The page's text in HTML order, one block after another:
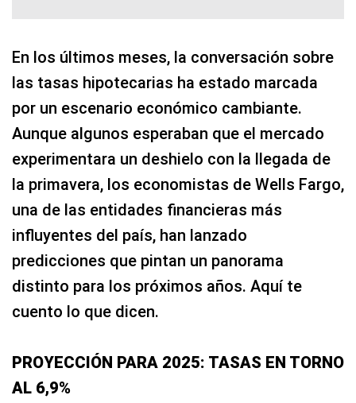
En los últimos meses, la conversación sobre
las tasas hipotecarias ha estado marcada
por un escenario económico cambiante.
Aunque algunos esperaban que el mercado
experimentara un deshielo con la llegada de
la primavera, los economistas de Wells Fargo,
una de las entidades financieras más
influyentes del país, han lanzado
predicciones que pintan un panorama
distinto para los próximos años. Aquí te
cuento lo que dicen.
PROYECCIÓN PARA 2025: TASAS EN TORNO
AL 6,9%